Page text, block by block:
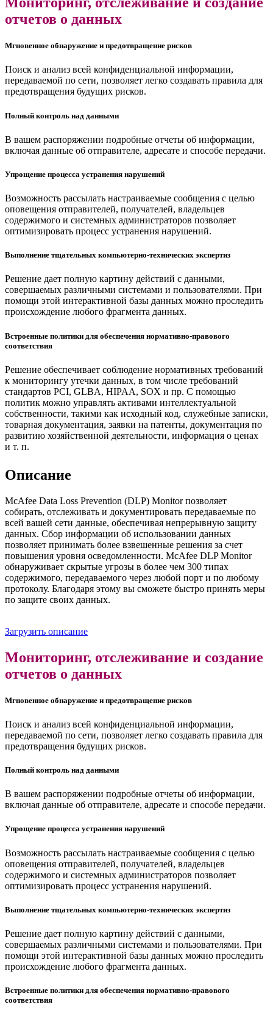
отчетов о данных
Мгновенное обнаружение и предотвращение рисков
Поиск и анализ всей конфиденциальной информации,
передаваемой по сети, позволяет легко создавать правила для
предотвращения будущих рисков.
Полный контроль над данными
В вашем распоряжении подробные отчеты об информации,
включая данные об отправителе, адресате и способе передачи.
Упрощение процесса устранения нарушений
Возможность рассылать настраиваемые сообщения с целью
оповещения отправителей, получателей, владельцев
содержимого и системных администраторов позволяет
оптимизировать процесс устранения нарушений.
Выполнение тщательных компьютерно-технических экспертиз
Решение дает полную картину действий с данными,
совершаемых различными системами и пользователями. При
помощи этой интерактивной базы данных можно проследить
происхождение любого фрагмента данных.
Встроенные политики для обеспечения нормативно-правового
соответствия
Решение обеспечивает соблюдение нормативных требований
к мониторингу утечки данных, в том числе требований
стандартов PCI, GLBA, HIPAA, SOX и пр. С помощью
политик можно управлять активами интеллектуальной
собственности, такими как исходный код, служебные записки,
товарная документация, заявки на патенты, документация по
развитию хозяйственной деятельности, информация о ценах
и т. п.
Описание
McAfee Data Loss Prevention (DLP) Monitor позволяет
собирать, отслеживать и документировать передаваемые по
всей вашей сети данные, обеспечивая непрерывную защиту
данных. Сбор информации об использовании данных
позволяет принимать более взвешенные решения за счет
повышения уровня осведомленности. McAfee DLP Monitor
обнаруживает скрытые угрозы в более чем 300 типах
содержимого, передаваемого через любой порт и по любому
протоколу. Благодаря этому вы сможете быстро принять меры
по защите своих данных.
Загрузить описание
Мониторинг, отслеживание и создание
отчетов о данных
Мгновенное обнаружение и предотвращение рисков
Поиск и анализ всей конфиденциальной информации,
передаваемой по сети, позволяет легко создавать правила для
предотвращения будущих рисков.
Полный контроль над данными
В вашем распоряжении подробные отчеты об информации,
включая данные об отправителе, адресате и способе передачи.
Упрощение процесса устранения нарушений
Возможность рассылать настраиваемые сообщения с целью
оповещения отправителей, получателей, владельцев
содержимого и системных администраторов позволяет
оптимизировать процесс устранения нарушений.
Выполнение тщательных компьютерно-технических экспертиз
Решение дает полную картину действий с данными,
совершаемых различными системами и пользователями. При
помощи этой интерактивной базы данных можно проследить
происхождение любого фрагмента данных.
Встроенные политики для обеспечения нормативно-правового
соответствия